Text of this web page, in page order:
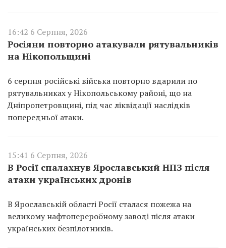
16:42 6 Серпня, 2026
Росіяни повторно атакували рятувальників
на Нікопольщині
6 серпня російські війська повторно вдарили по
рятувальниках у Нікопольському районі, що на
Дніпропетровщині, під час ліквідації наслідків
попередньої атаки.
15:41 6 Серпня, 2026
В Росії спалахнув Ярославський НПЗ після
атаки українських дронів
В Ярославській області Росії сталася пожежа на
великому нафтопереробному заводі після атаки
українських безпілотників.